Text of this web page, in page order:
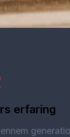
erfaring